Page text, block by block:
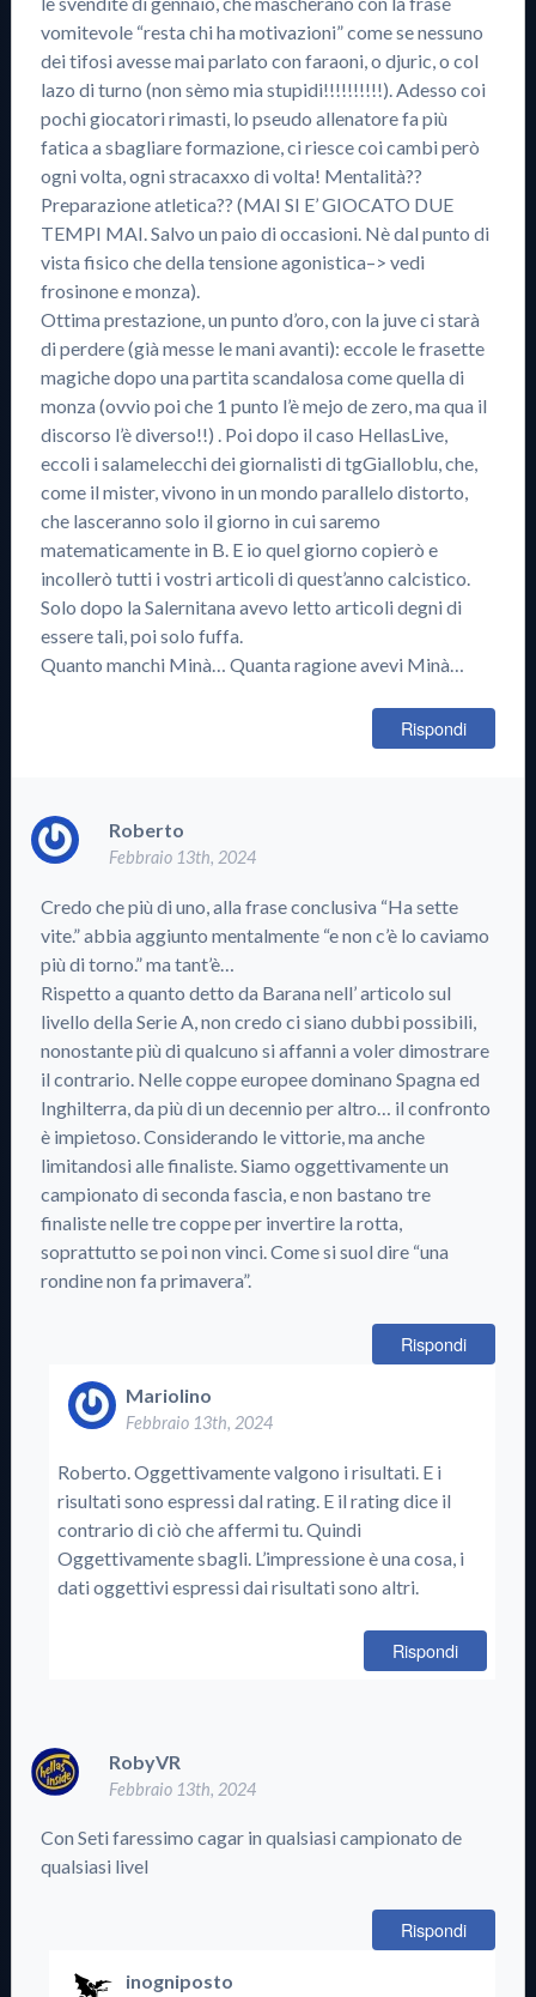
vomitevole “resta chi ha motivazioni” come se nessuno
dei tifosi avesse mai parlato con faraoni, o djuric, o col
lazo di turno (non sèmo mia stupidi!!!!!!!!!!). Adesso coi
pochi giocatori rimasti, lo pseudo allenatore fa più
fatica a sbagliare formazione, ci riesce coi cambi però
ogni volta, ogni stracaxxo di volta! Mentalità??
Preparazione atletica?? (MAI SI E’ GIOCATO DUE
TEMPI MAI. Salvo un paio di occasioni. Nè dal punto di
vista fisico che della tensione agonistica–> vedi
frosinone e monza).
Ottima prestazione, un punto d’oro, con la juve ci starà
di perdere (già messe le mani avanti): eccole le frasette
magiche dopo una partita scandalosa come quella di
monza (ovvio poi che 1 punto l’è mejo de zero, ma qua il
discorso l’è diverso!!) . Poi dopo il caso HellasLive,
eccoli i salamelecchi dei giornalisti di tgGialloblu, che,
come il mister, vivono in un mondo parallelo distorto,
che lasceranno solo il giorno in cui saremo
matematicamente in B. E io quel giorno copierò e
incollerò tutti i vostri articoli di quest’anno calcistico.
Solo dopo la Salernitana avevo letto articoli degni di
essere tali, poi solo fuffa.
Quanto manchi Minà… Quanta ragione avevi Minà…
Rispondi
Roberto
Febbraio 13th, 2024
Credo che più di uno, alla frase conclusiva “Ha sette
vite.” abbia aggiunto mentalmente “e non c’è lo caviamo
più di torno.” ma tant’è…
Rispetto a quanto detto da Barana nell’ articolo sul
livello della Serie A, non credo ci siano dubbi possibili,
nonostante più di qualcuno si affanni a voler dimostrare
il contrario. Nelle coppe europee dominano Spagna ed
Inghilterra, da più di un decennio per altro… il confronto
è impietoso. Considerando le vittorie, ma anche
limitandosi alle finaliste. Siamo oggettivamente un
campionato di seconda fascia, e non bastano tre
finaliste nelle tre coppe per invertire la rotta,
soprattutto se poi non vinci. Come si suol dire “una
rondine non fa primavera”.
Rispondi
Mariolino
Febbraio 13th, 2024
Roberto. Oggettivamente valgono i risultati. E i
risultati sono espressi dal rating. E il rating dice il
contrario di ciò che affermi tu. Quindi
Oggettivamente sbagli. L’impressione è una cosa, i
dati oggettivi espressi dai risultati sono altri.
Rispondi
RobyVR
Febbraio 13th, 2024
Con Seti faressimo cagar in qualsiasi campionato de
qualsiasi livel
Rispondi
inogniposto